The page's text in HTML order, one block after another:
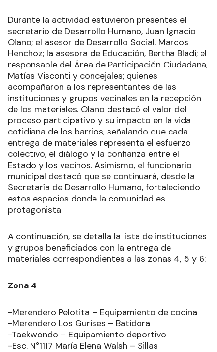
Durante la actividad estuvieron presentes el
secretario de Desarrollo Humano, Juan Ignacio
Olano; el asesor de Desarrollo Social, Marcos
Henchoz; la asesora de Educación, Bertha Bladi; el
responsable del Área de Participación Ciudadana,
Matías Visconti y concejales; quienes
acompañaron a los representantes de las
instituciones y grupos vecinales en la recepción
de los materiales. Olano destacó el valor del
proceso participativo y su impacto en la vida
cotidiana de los barrios, señalando que cada
entrega de materiales representa el esfuerzo
colectivo, el diálogo y la confianza entre el
Estado y los vecinos. Asimismo, el funcionario
municipal destacó que se continuará, desde la
Secretaría de Desarrollo Humano, fortaleciendo
estos espacios donde la comunidad es
protagonista.
A continuación, se detalla la lista de instituciones
y grupos beneficiados con la entrega de
materiales correspondientes a las zonas 4, 5 y 6:
Zona 4
-Merendero Pelotita – Equipamiento de cocina
-Merendero Los Gurises – Batidora
-Taekwondo – Equipamiento deportivo
-Esc. N°1117 María Elena Walsh – Sillas